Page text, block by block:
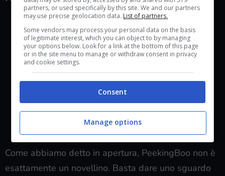
New Cuphead PB!
pic.twitter.com/aXMUPdhe9L
— PeekingBoo (@PeekingBoo)
ottobre 2017
Come abbiamo detto in apertura, PeekingBoo non è
esattamente un novellino. Basta dare uno sguardo
partners, or used specifically by this site. We and our partners
may use precise geolocation data. List of partners.
Some vendors may process your personal data on the basis
of legitimate interest, which you can object to by managing
your options below. Look for a link at the bottom of this page
or in the site menu to manage or withdraw consent in privacy
and cookie settings.
Consent
Manage options